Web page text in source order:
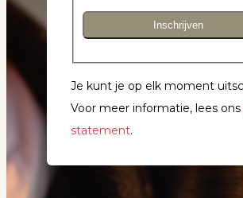
Inschrijven
Je kunt je op elk moment
Voor meer informatie, lees ons
statement.